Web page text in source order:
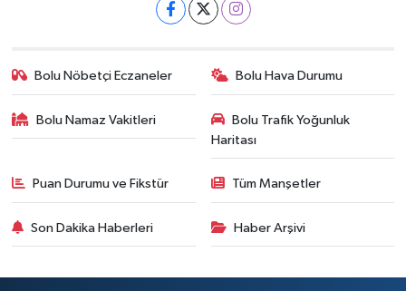
Bolu Nöbetçi Eczaneler Bolu Hava Durumu
Bolu Namaz Vakitleri
Bolu Trafik Yoğunluk
Haritası
Puan Durumu ve Fikstür Tüm Manşetler
Son Dakika Haberleri Haber Arşivi